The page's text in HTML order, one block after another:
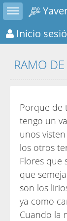
Toggle sidebar
Inicio
RAMO
Porque de
tengo un
unos
los otros
Flores que
que
son los
ya como
Cuando la